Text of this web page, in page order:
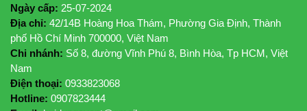
Ngày cấp: 25-07-2024
Địa chỉ: 42/14B Hoàng Hoa Thám, Phường Gia Định, Thành
phố Hồ Chí Minh 700000, Việt Nam
Chi nhánh: Số 8, đường Vĩnh Phú 8, Bình Hòa, Tp HCM, Việt
Nam
Điện thoại: 0933823068
Hotline: 0907823444